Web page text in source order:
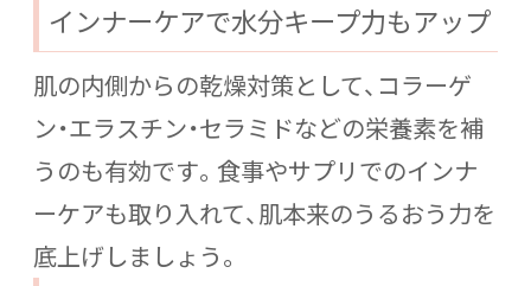
インナーケアで水分キープ力もアップ
肌の内側からの乾燥対策として、コラーゲ
ン・エラスチン・セラミドなどの栄養素を補
うのも有効です。食事やサプリでのインナ
ーケアも取り入れて、肌本来のうるおう力を
底上げしましょう。